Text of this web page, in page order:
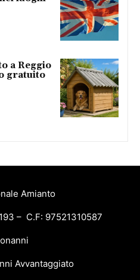
a Reggio
gratuito
Amianto
– C.F: 97521310587
Avvantaggiato